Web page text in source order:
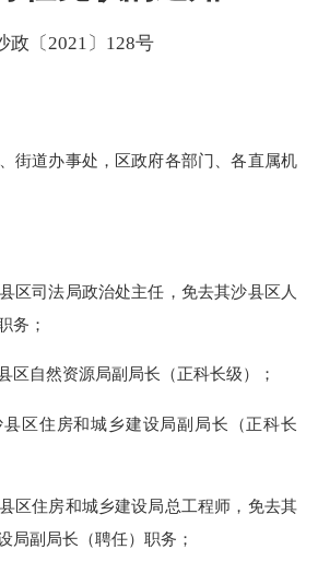
政〔2021〕128号
街道办事处，区政府各部门、各直属机
司法局政治处主任，免去其沙县区人
务；
自然资源局副局长（正科长级）；
住房和城乡建设局副局长（正科长
住房和城乡建设局总工程师，免去其
局副局长（聘任）职务；